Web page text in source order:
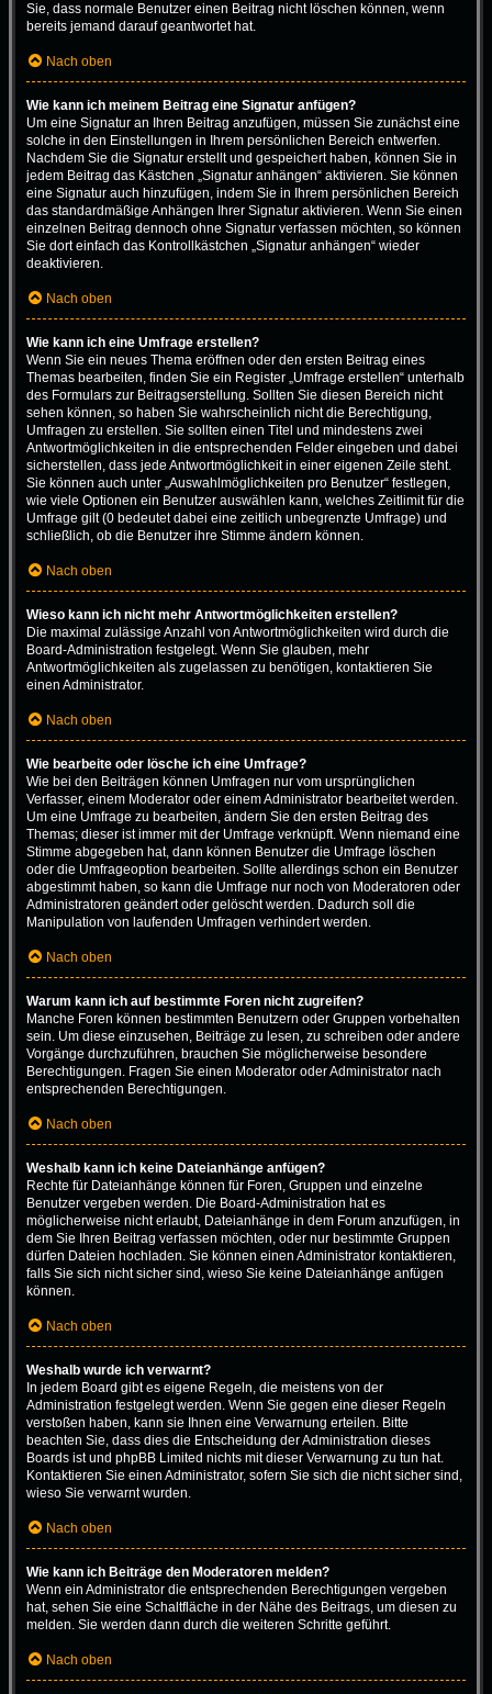
Sie, dass normale Benutzer einen Beitrag nicht löschen können, wenn
bereits jemand darauf geantwortet hat.
Nach oben
Wie kann ich meinem Beitrag eine Signatur anfügen?
Um eine Signatur an Ihren Beitrag anzufügen, müssen Sie zunächst eine
solche in den Einstellungen in Ihrem persönlichen Bereich entwerfen.
Nachdem Sie die Signatur erstellt und gespeichert haben, können Sie in
jedem Beitrag das Kästchen „Signatur anhängen“ aktivieren. Sie können
eine Signatur auch hinzufügen, indem Sie in Ihrem persönlichen Bereich
das standardmäßige Anhängen Ihrer Signatur aktivieren. Wenn Sie einen
einzelnen Beitrag dennoch ohne Signatur verfassen möchten, so können
Sie dort einfach das Kontrollkästchen „Signatur anhängen“ wieder
deaktivieren.
Nach oben
Wie kann ich eine Umfrage erstellen?
Wenn Sie ein neues Thema eröffnen oder den ersten Beitrag eines
Themas bearbeiten, finden Sie ein Register „Umfrage erstellen“ unterhalb
des Formulars zur Beitragserstellung. Sollten Sie diesen Bereich nicht
sehen können, so haben Sie wahrscheinlich nicht die Berechtigung,
Umfragen zu erstellen. Sie sollten einen Titel und mindestens zwei
Antwortmöglichkeiten in die entsprechenden Felder eingeben und dabei
sicherstellen, dass jede Antwortmöglichkeit in einer eigenen Zeile steht.
Sie können auch unter „Auswahlmöglichkeiten pro Benutzer“ festlegen,
wie viele Optionen ein Benutzer auswählen kann, welches Zeitlimit für die
Umfrage gilt (0 bedeutet dabei eine zeitlich unbegrenzte Umfrage) und
schließlich, ob die Benutzer ihre Stimme ändern können.
Nach oben
Wieso kann ich nicht mehr Antwortmöglichkeiten erstellen?
Die maximal zulässige Anzahl von Antwortmöglichkeiten wird durch die
Board-Administration festgelegt. Wenn Sie glauben, mehr
Antwortmöglichkeiten als zugelassen zu benötigen, kontaktieren Sie
einen Administrator.
Nach oben
Wie bearbeite oder lösche ich eine Umfrage?
Wie bei den Beiträgen können Umfragen nur vom ursprünglichen
Verfasser, einem Moderator oder einem Administrator bearbeitet werden.
Um eine Umfrage zu bearbeiten, ändern Sie den ersten Beitrag des
Themas; dieser ist immer mit der Umfrage verknüpft. Wenn niemand eine
Stimme abgegeben hat, dann können Benutzer die Umfrage löschen
oder die Umfrageoption bearbeiten. Sollte allerdings schon ein Benutzer
abgestimmt haben, so kann die Umfrage nur noch von Moderatoren oder
Administratoren geändert oder gelöscht werden. Dadurch soll die
Manipulation von laufenden Umfragen verhindert werden.
Nach oben
Warum kann ich auf bestimmte Foren nicht zugreifen?
Manche Foren können bestimmten Benutzern oder Gruppen vorbehalten
sein. Um diese einzusehen, Beiträge zu lesen, zu schreiben oder andere
Vorgänge durchzuführen, brauchen Sie möglicherweise besondere
Berechtigungen. Fragen Sie einen Moderator oder Administrator nach
entsprechenden Berechtigungen.
Nach oben
Weshalb kann ich keine Dateianhänge anfügen?
Rechte für Dateianhänge können für Foren, Gruppen und einzelne
Benutzer vergeben werden. Die Board-Administration hat es
möglicherweise nicht erlaubt, Dateianhänge in dem Forum anzufügen, in
dem Sie Ihren Beitrag verfassen möchten, oder nur bestimmte Gruppen
dürfen Dateien hochladen. Sie können einen Administrator kontaktieren,
falls Sie sich nicht sicher sind, wieso Sie keine Dateianhänge anfügen
können.
Nach oben
Weshalb wurde ich verwarnt?
In jedem Board gibt es eigene Regeln, die meistens von der
Administration festgelegt werden. Wenn Sie gegen eine dieser Regeln
verstoßen haben, kann sie Ihnen eine Verwarnung erteilen. Bitte
beachten Sie, dass dies die Entscheidung der Administration dieses
Boards ist und phpBB Limited nichts mit dieser Verwarnung zu tun hat.
Kontaktieren Sie einen Administrator, sofern Sie sich die nicht sicher sind,
wieso Sie verwarnt wurden.
Nach oben
Wie kann ich Beiträge den Moderatoren melden?
Wenn ein Administrator die entsprechenden Berechtigungen vergeben
hat, sehen Sie eine Schaltfläche in der Nähe des Beitrags, um diesen zu
melden. Sie werden dann durch die weiteren Schritte geführt.
Nach oben